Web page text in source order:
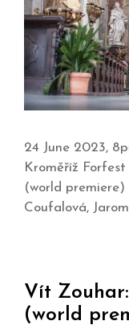
24 June 2023,
Kroměříž
(world
Coufalová,
Vít
(world